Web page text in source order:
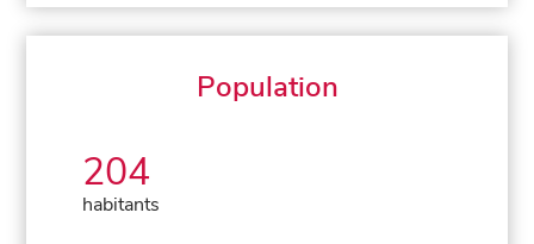
Population
204
habitants